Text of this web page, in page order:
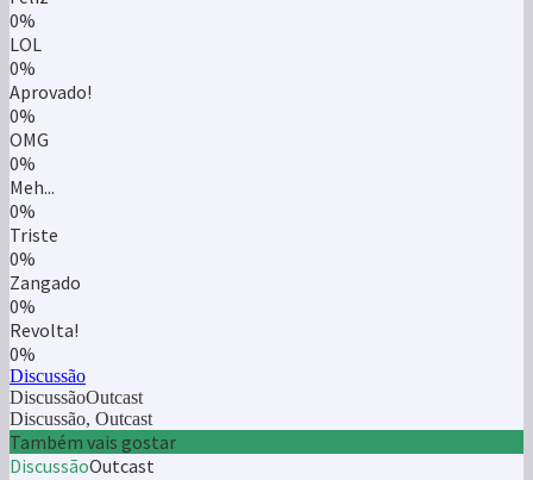
0%
LOL
0%
Aprovado!
0%
OMG
0%
Meh...
0%
Triste
0%
Zangado
0%
Revolta!
0%
Discussão
DiscussãoOutcast
Discussão, Outcast
Também vais gostar
DiscussãoOutcast